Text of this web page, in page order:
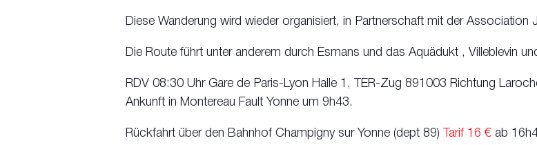
Diese Wanderung wird wieder organisiert, in Partnerschaft mit der Association
Die Route führt unter anderem durch Esmans und das Aquädukt , Villeblevin
RDV 08:30 Uhr Gare de Paris-Lyon Halle 1, TER-Zug 891003 Richtung
Ankunft in Montereau Fault Yonne um 9h43.
Rückfahrt über den Bahnhof Champigny sur Yonne (dept 89) Tarif 16 € ab